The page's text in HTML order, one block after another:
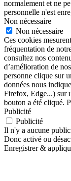
normalement et ne
personnelle n'est
Non nécessaire
Non nécessaire
Ces cookies
fréquentation de
consultez nos
d’amélioration de
personne clique sur
données nous
Firefox, Edge...) sur
bouton a été cliqué.
Publicité
Publicité
Il n'y a aucune
Donc activé ou
Enregistrer &